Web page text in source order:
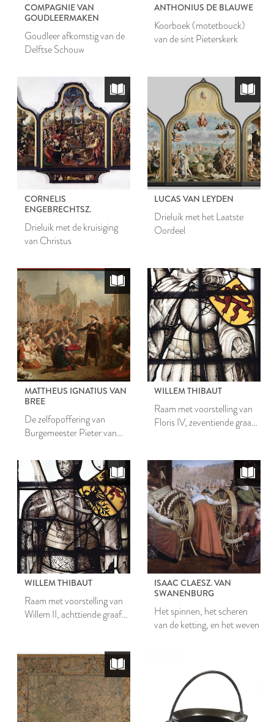
COMPAGNIE VAN
GOUDLEERMAKEN
Goudleer afkomstig van de
Delftse Schouw
ANTHONIUS DE BLAUWE
Koorboek (motetbouck)
van de sint Pieterskerk
CORNELIS
ENGEBRECHTSZ.
Drieluik met de kruisiging
van Christus
LUCAS VAN LEYDEN
Drieluik met het Laatste
Oordeel
MATTHEUS IGNATIUS VAN
BREE
De zelfopoffering van
Burgemeester Pieter van
WILLEM THIBAUT
Raam met voorstelling van
Floris IV, zeventiende graaf
WILLEM THIBAUT
Raam met voorstelling van
Willem II, achttiende graaf
ISAAC CLAESZ. VAN
SWANENBURG
Het spinnen, het scheren
van de ketting, en het weven